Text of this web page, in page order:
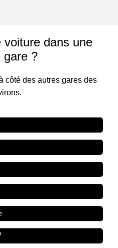
voiture dans une
gare ?
côté des autres gares des